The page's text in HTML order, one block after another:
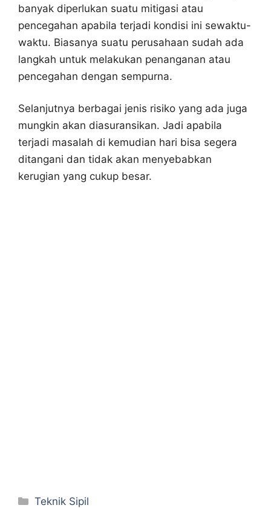
banyak diperlukan suatu mitigasi atau
pencegahan apabila terjadi kondisi ini sewaktu-
waktu. Biasanya suatu perusahaan sudah ada
langkah untuk melakukan penanganan atau
pencegahan dengan sempurna.
Selanjutnya berbagai jenis risiko yang ada juga
mungkin akan diasuransikan. Jadi apabila
terjadi masalah di kemudian hari bisa segera
ditangani dan tidak akan menyebabkan
kerugian yang cukup besar.
Categories
Teknik Sipil